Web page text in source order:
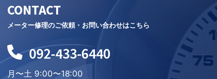
CONTACT
メーター修理のご依頼・お問い合わせはこちら
092-433-6440
月〜土 9:00〜18:00